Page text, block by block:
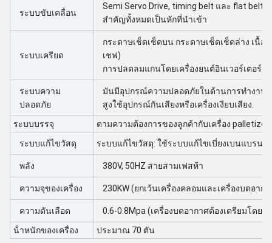
ระบบขับเคลื่อน
Semi Servo Drive, timing belt และ flat
สําคัญทั้งหมดเป็นหักที่นําเข้า
ระบบเครียด
กระดาษเช็ดเช็ดบน กระดาษเช็ดเช็ดล่าง เนื้
เชฟ)
การปลดลมแกนโดยเครื่องยนต์อินเวอร์เตอร์
ระบบความ
ปลอดภัย
มันมีอุปกรณ์ความปลอดภัยในด้านการทํางาน,
สูงใช้อุปกรณ์กันเสียงหรือเครื่องเงียบเสียง.
ระบบบรรจุ
ตามความต้องการของลูกค้ากับเครื่อง
ระบบแก้ไขวัสดุ
ระบบแก้ไขวัสดุ: ใช้ระบบแก้ไขเบี่ยงเบนแบรน
พลัง 380V, 50HZ สายสามเฟสห้า
ความจุของเครื่อง 230KW (ยกเว้นเครื่องคลอมและเครื่องบดอาก
ความดันเลือด
0.6-0.8Mpa (เครื่องบดอากาศต้องเตรียมโดยลู
น้ําหนักของเครื่อง
ประมาณ 70 ตัน